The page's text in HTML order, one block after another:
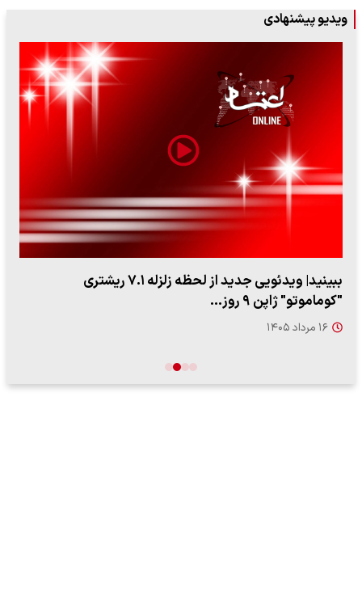
ویدیو پیشنهادی
ببینید| ویدئویی جدید از لحظه زلزله ۷.۱ ریشتری
"کوماموتو" ژاپن ۹ روز…
۱۶ مرداد ۱۴۰۵